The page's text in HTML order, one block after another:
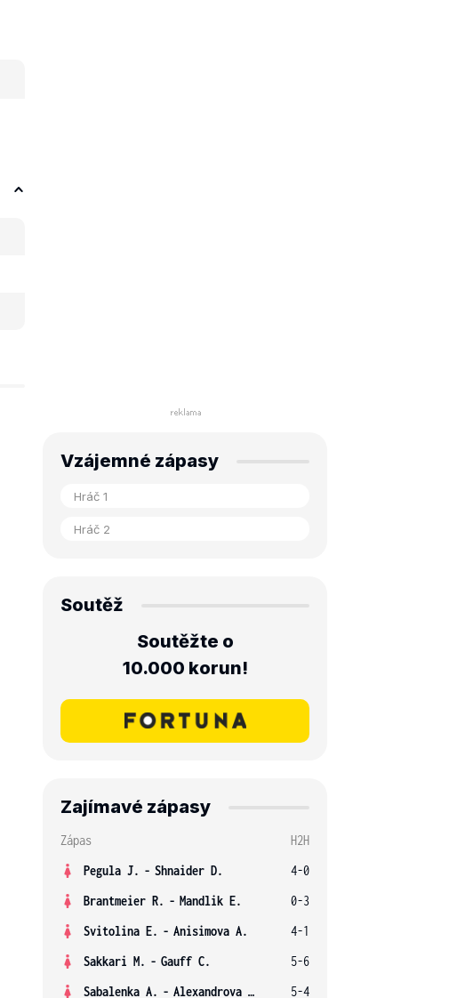
Vzájemné zápasy
Soutěž
Soutěžte o
10.000 korun!
Zajímavé zápasy
Zápas
H2H
Pegula J. - Shnaider D.
4-0
Brantmeier R. - Mandlik E.
0-3
Svitolina E. - Anisimova A.
4-1
Sakkari M. - Gauff C.
5-6
Sabalenka A. - Alexandrova E.
5-4